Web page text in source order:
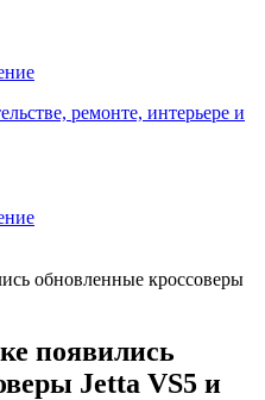
ремонте, интерьере и
появились
Jetta VS5 и